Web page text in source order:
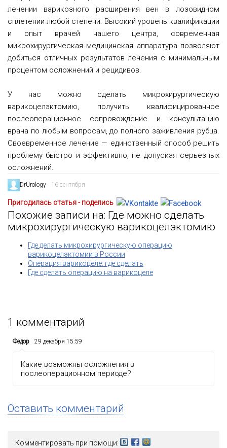
лечении варикозного расширения вен в лозовидном
сплетении любой степени. Высокий уровень квалификации
и опыт врачей нашего центра, современная
микрохирургическая медицинская аппаратура позволяют
добиться отличных результатов лечения с минимальным
процентом осложнений и рецидивов.
У нас можно сделать микрохирургическую
варикоцелэктомию, получить квалифицированное
послеоперационное сопровождение и консультацию
врача по любым вопросам, до полного заживления рубца.
Своевременное лечение — единственный способ решить
проблему быстро и эффективно, не допуская серьезных
осложнений.
DrUrology 16 сентября
Пригодилась статья - поделись
Похожие записи на: Где можно сделать
микрохирургическую варикоцелэктомию
Где делать микрохирургическую операцию
варикоцелэктомии в России
Операция варикоцеле: где сделать
Где сделать операцию на варикоцеле
1 комментарий
Федор 29 декабря 15:59
Какие возможны осложнения в
послеоперационном периоде?
Оставить комментарий
Комментировать при помощи: